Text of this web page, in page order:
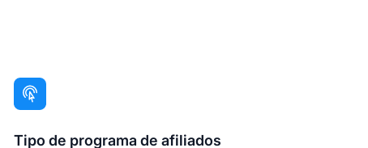
Tipo de programa de afiliados